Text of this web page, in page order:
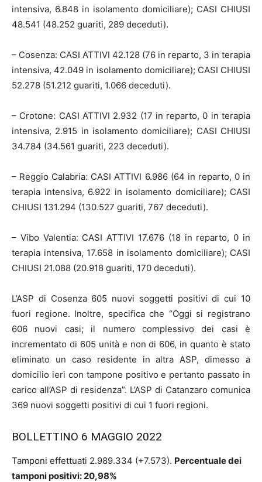
intensiva, 6.848 in isolamento domiciliare); CASI CHIUSI
48.541 (48.252 guariti, 289 deceduti).
– Cosenza: CASI ATTIVI 42.128 (76 in reparto, 3 in terapia
intensiva, 42.049 in isolamento domiciliare); CASI CHIUSI
52.278 (51.212 guariti, 1.066 deceduti).
– Crotone: CASI ATTIVI 2.932 (17 in reparto, 0 in terapia
intensiva, 2.915 in isolamento domiciliare); CASI CHIUSI
34.784 (34.561 guariti, 223 deceduti).
– Reggio Calabria: CASI ATTIVI 6.986 (64 in reparto, 0 in
terapia intensiva, 6.922 in isolamento domiciliare); CASI
CHIUSI 131.294 (130.527 guariti, 767 deceduti).
– Vibo Valentia: CASI ATTIVI 17.676 (18 in reparto, 0 in
terapia intensiva, 17.658 in isolamento domiciliare); CASI
CHIUSI 21.088 (20.918 guariti, 170 deceduti).
L’ASP di Cosenza 605 nuovi soggetti positivi di cui 10
fuori regione. Inoltre, specifica che “Oggi si registrano
606 nuovi casi; il numero complessivo dei casi è
incrementato di 605 unità e non di 606, in quanto è stato
eliminato un caso residente in altra ASP, dimesso a
domicilio ieri con tampone positivo e pertanto passato in
carico all’ASP di residenza”. L’ASP di Catanzaro comunica
369 nuovi soggetti positivi di cui 1 fuori regioni.
BOLLETTINO 6 MAGGIO 2022
Tamponi effettuati 2.989.334 (+7.573). Percentuale dei
tamponi positivi: 20,98%